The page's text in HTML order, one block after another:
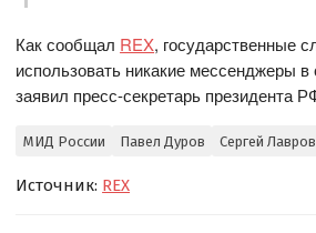
Как сообщал REX, государственные
использовать никакие мессенджеры
заявил пресс-секретарь президента
МИД России Павел Дуров Сергей Лавров
Источник: REX